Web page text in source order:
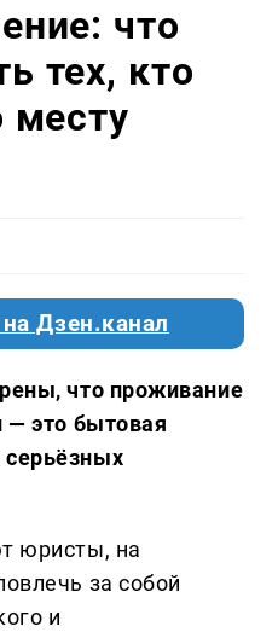
что
тех, кто
месту
Дзен.канал
что проживание
— это бытовая
юристы, на
за собой
и